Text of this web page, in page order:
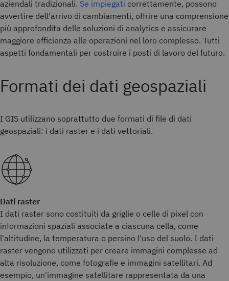
aziendali tradizionali. Se impiegati correttamente, possono
avvertire dell'arrivo di cambiamenti, offrire una comprensione
più approfondita delle soluzioni di analytics e assicurare
maggiore efficienza alle operazioni nel loro complesso. Tutti
aspetti fondamentali per costruire i posti di lavoro del futuro.
Formati dei dati geospaziali
I GIS utilizzano soprattutto due formati di file di dati
geospaziali: i dati raster e i dati vettoriali.
Dati raster
I dati raster sono costituiti da griglie o celle di pixel con
informazioni spaziali associate a ciascuna cella, come
l'altitudine, la temperatura o persino l'uso del suolo. I dati
raster vengono utilizzati per creare immagini complesse ad
alta risoluzione, come fotografie e immagini satellitari. Ad
esempio, un'immagine satellitare rappresentata da una